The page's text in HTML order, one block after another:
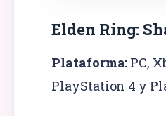
Elden Ring:
Plataforma: PC,
PlayStation 4 y